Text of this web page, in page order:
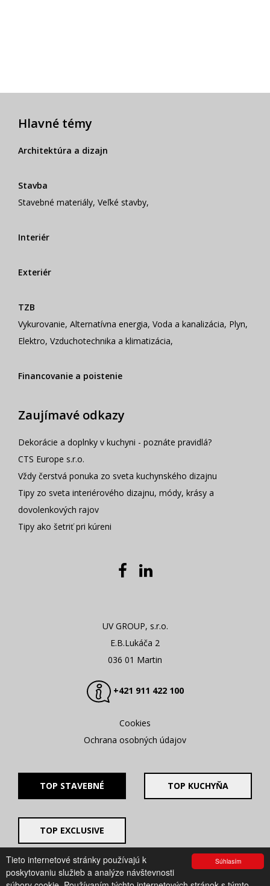
Súhlasím
Tieto internetové stránky používajú k
poskytovaniu služieb a analýze návštevnosti
Hlavné témy
Architektúra a dizajn
Stavba
Stavebné materiály, Veľké stavby,
Interiér
Exteriér
TZB
Vykurovanie, Alternatívna energia, Voda a kanalizácia, Plyn,
Elektro, Vzduchotechnika a klimatizácia,
Financovanie a poistenie
Zaujímavé odkazy
Dekorácie a doplnky v kuchyni - poznáte pravidlá?
CTS Europe s.r.o.
Vždy čerstvá ponuka zo sveta kuchynského dizajnu
Tipy zo sveta interiérového dizajnu, módy, krásy a
dovolenkových rajov
Tipy ako šetriť pri kúreni
UV GROUP, s.r.o.
E.B.Lukáča 2
036 01 Martin
+421 911 422 100
Cookies
Ochrana osobných údajov
TOP STAVEBNÉ TOP KUCHYŇA
TOP EXCLUSIVE
© 2008 - 2026. UV GROUP s.r.o. |
Created by CTS Europe
s.r.o.